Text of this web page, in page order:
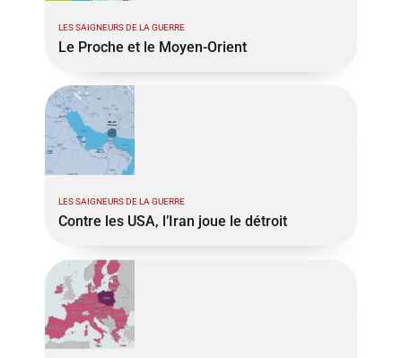
LES SAIGNEURS DE LA GUERRE
Le Proche et le Moyen-Orient
LES SAIGNEURS DE LA GUERRE
Contre les USA, l’Iran joue le détroit